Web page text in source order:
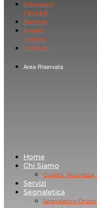
Dissuasori
Flessibili
Barriere
Arredo
Urbano
Contatti
Area Riservata
Home
Chi Siamo
Qualità,
Servizi
Segnaletica
Segnaletica